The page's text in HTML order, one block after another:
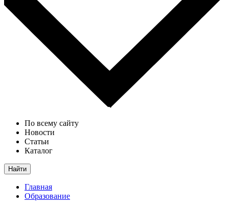
По всему сайту
Новости
Статьи
Каталог
Найти
Главная
Образование